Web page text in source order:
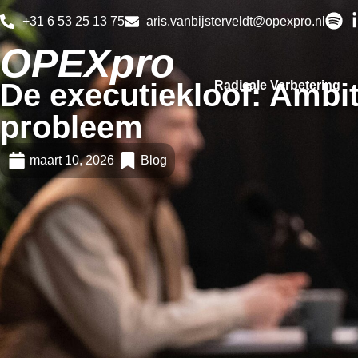
+31 6 53 25 13 75 aris.vanbijsterveldt@opexpro.nl
OPEXpro Radicale Verbetering
De executiekloof:
probleem
maart 10, 2026 Blog